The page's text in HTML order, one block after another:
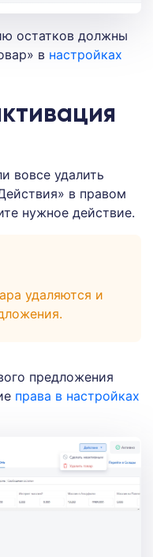
остатков должны
в настройках
вовсе удалить
в правом
нужное действие.
удаляются и
предложения
права в настройках